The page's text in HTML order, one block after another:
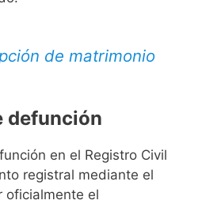
de matrimonio
defunción
en el Registro Civil
registral mediante el
oficialmente el